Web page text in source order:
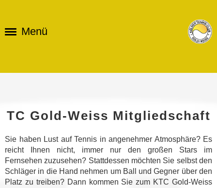
Menü
TC Gold-Weiss Mitgliedschaft
Sie haben Lust auf Tennis in angenehmer Atmosphäre? Es
reicht Ihnen nicht, immer nur den großen Stars im
Fernsehen zuzusehen? Stattdessen möchten Sie selbst den
Schläger in die Hand nehmen um Ball und Gegner über den
Platz zu treiben? Dann kommen Sie zum KTC Gold-Weiss